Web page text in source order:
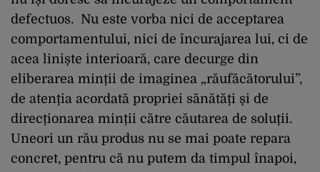
defectuos. Nu este vorba nici de acceptarea
comportamentului, nici de încurajarea lui, ci de
acea liniște interioară, care decurge din
eliberarea minții de imaginea „răufăcătorului”,
de atenția acordată propriei sănătăți și de
direcționarea minții către căutarea de soluții.
Uneori un rău produs nu se mai poate repara
concret, pentru că nu putem da timpul înapoi,